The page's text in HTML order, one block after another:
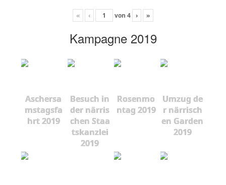
« ‹ von 4 › »
Kampagne 2019
Aschersa
mstagsfa
hrt 2019
Besuch in
der närris
chen Staa
tskanzlei
2019
Rosenmo
ntag 2019
Umzug de
r närrisch
en Garden
2019